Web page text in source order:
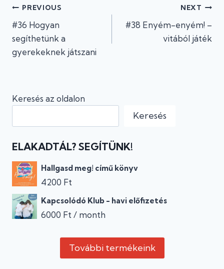
Bejegyzés
navigáció
PREVIOUS
#36 Hogyan
segíthetünk a
gyerekeknek játszani
NEXT
#38 Enyém-enyém! –
vitából játék
Keresés az oldalon
Keresés
ELAKADTÁL? SEGÍTÜNK!
Hallgasd meg! című könyv
4200 Ft
Kapcsolódó Klub - havi előfizetés
6000 Ft / month
További termékeink